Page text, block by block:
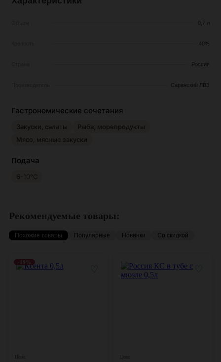
0,7 л
40%
Россия
Саранский ЛВЗ
Гастрономические сочетания
Закуски, салаты
Рыба, морепродукты
Мясо, мясные закуски
Подача
6-10°С
Рекомендуемые товары:
Похожие товары Популярные Новинки Со скидкой
-19%